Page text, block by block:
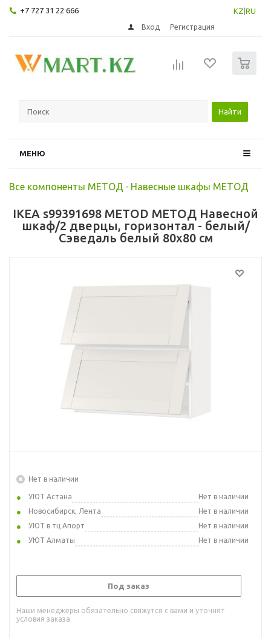
+7 727 31 22 666 KZ RU
Вход Регистрация
Найти
МЕНЮ
Все компоненты МЕТОД - Навесные шкафы МЕТОД
IKEA s99391698 METOD МЕТОД Навесной
шкаф/2 дверцы, горизонтал - белый/
Сэведаль белый 80x80 см
Нет в наличии
УЮТ Астана
Нет в наличии
Новосибирск, Лента
Нет в наличии
УЮТ в тц Апорт
Нет в наличии
УЮТ Алматы
Нет в наличии
Под заказ
Наши менеджеры обязательно свяжутся с вами и уточнят
условия заказа